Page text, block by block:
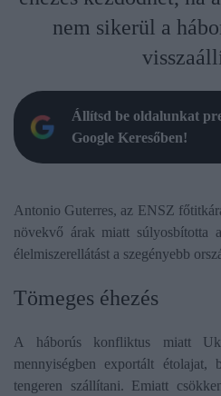
nem sikerül a
Állítsd be oldalunkat
Google Keresőben!
Antonio Guterres, az ENSZ
növekvő árak miatt súlyosbította
élelmiszerellátást a szegényebb
Tömeges éhezés
A háborús konfliktus miatt
mennyiségben exportált
tengeren szállítani. Emiatt